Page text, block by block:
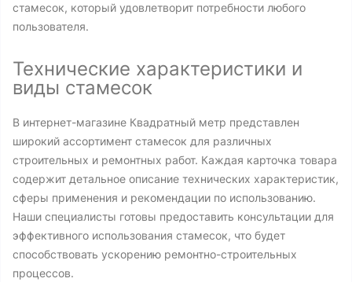
стамесок, который удовлетворит потребности любого
пользователя.
Технические характеристики и
виды стамесок
В интернет-магазине Квадратный метр представлен
широкий ассортимент стамесок для различных
строительных и ремонтных работ. Каждая карточка товара
содержит детальное описание технических характеристик,
сферы применения и рекомендации по использованию.
Наши специалисты готовы предоставить консультации для
эффективного использования стамесок, что будет
способствовать ускорению ремонтно-строительных
процессов.